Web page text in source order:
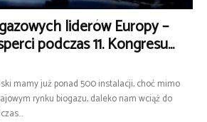
liderów Europy –
podczas 11. Kongresu...
mamy już ponad 500 instalacji, choć mimo
rynku biogazu, daleko nam wciąż do